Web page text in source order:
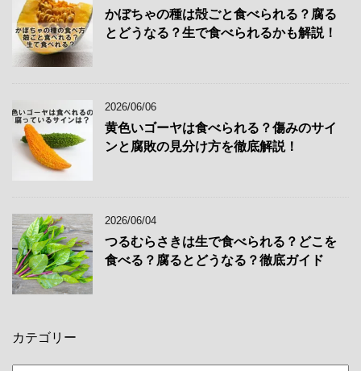
かぼちゃの種は殻ごと食べられる？腐る
とどうなる？生で食べられるかも解説！
2026/06/06
黄色いゴーヤは食べられる？傷みのサイ
ンと腐敗の見分け方を徹底解説！
2026/06/04
つるむらさきは生で食べられる？どこを
食べる？腐るとどうなる？徹底ガイド
カテゴリー